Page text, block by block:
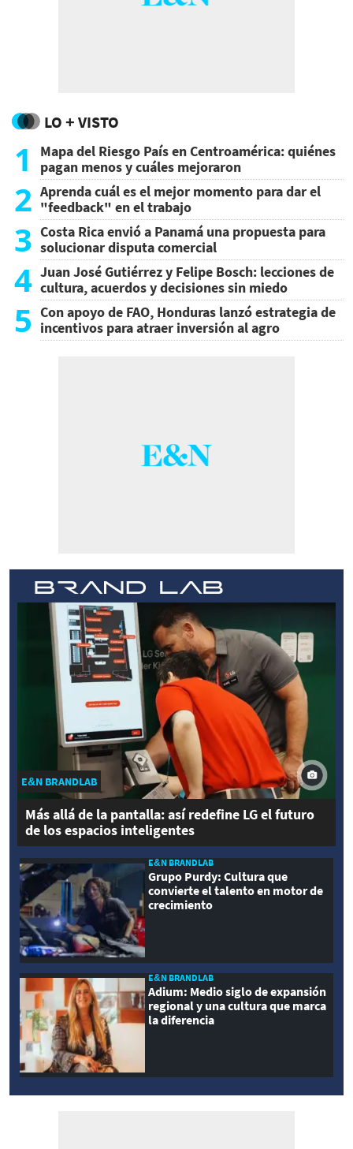
LO + VISTO
1
Mapa del Riesgo País en Centroamérica: quiénes
pagan menos y cuáles mejoraron
2 Aprenda cuál es el mejor momento para dar el
"feedback" en el trabajo
3 Costa Rica envió a Panamá una propuesta para
solucionar disputa comercial
4 Juan José Gutiérrez y Felipe Bosch: lecciones de
cultura, acuerdos y decisiones sin miedo
5 Con apoyo de FAO, Honduras lanzó estrategia de
incentivos para atraer inversión al agro
E&N BRANDLAB
Más allá de la pantalla: así redefine LG el futuro
de los espacios inteligentes
E&N BRANDLAB
Grupo Purdy: Cultura que
convierte el talento en motor de
crecimiento
E&N BRANDLAB
Adium: Medio siglo de expansión
regional y una cultura que marca
la diferencia